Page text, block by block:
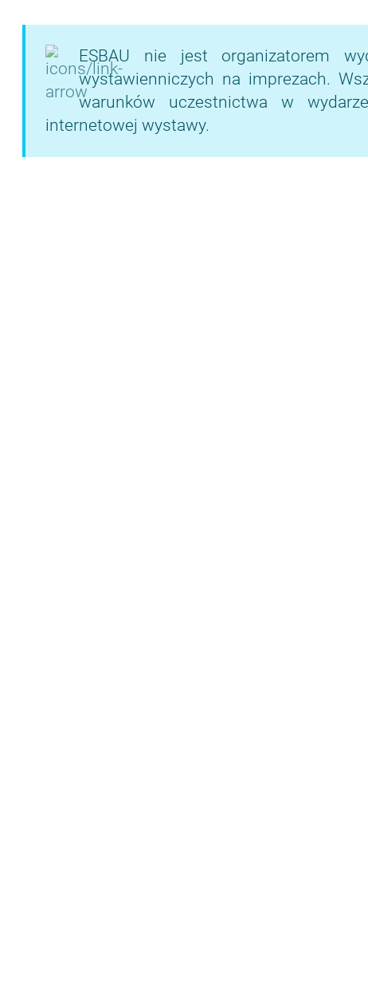
ESBAU nie jest organizatorem
wystawienniczych na imprezach.
warunków uczestnictwa w
internetowej wystawy.